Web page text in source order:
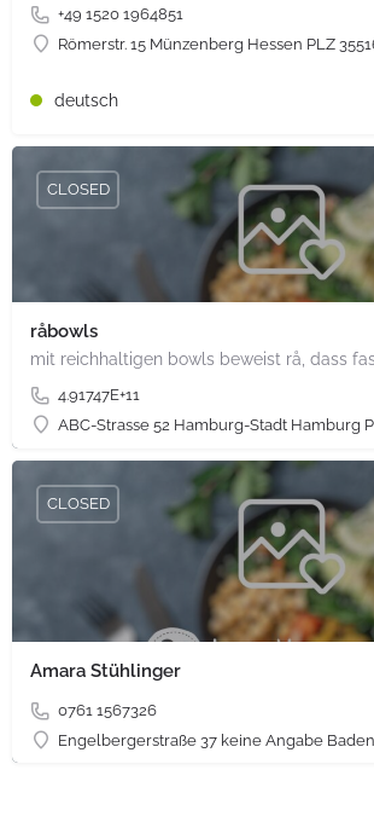
+49 1520 1964851
Römerstr. 15 Münzenberg Hessen PLZ
deutsch
råbowls
4.91747E+11
ABC-Strasse 52 Hamburg-Stadt Hamburg
CLOSED
Amara Stühlinger
0761 1567326
Engelbergerstraße 37 keine Angabe
CLOSED